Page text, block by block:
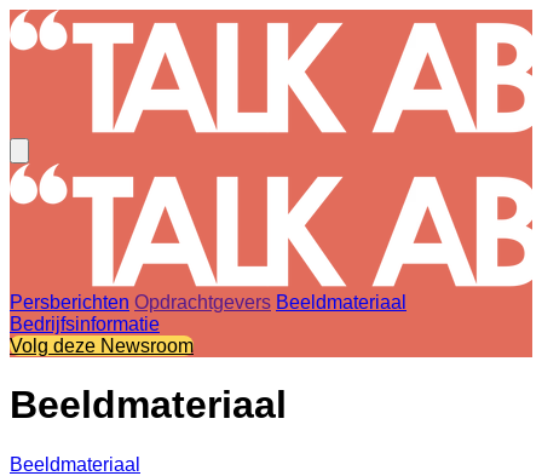
Persberichten Opdrachtgevers Beeldmateriaal
Bedrijfsinformatie
Volg deze Newsroom
Beeldmateriaal
Beeldmateriaal